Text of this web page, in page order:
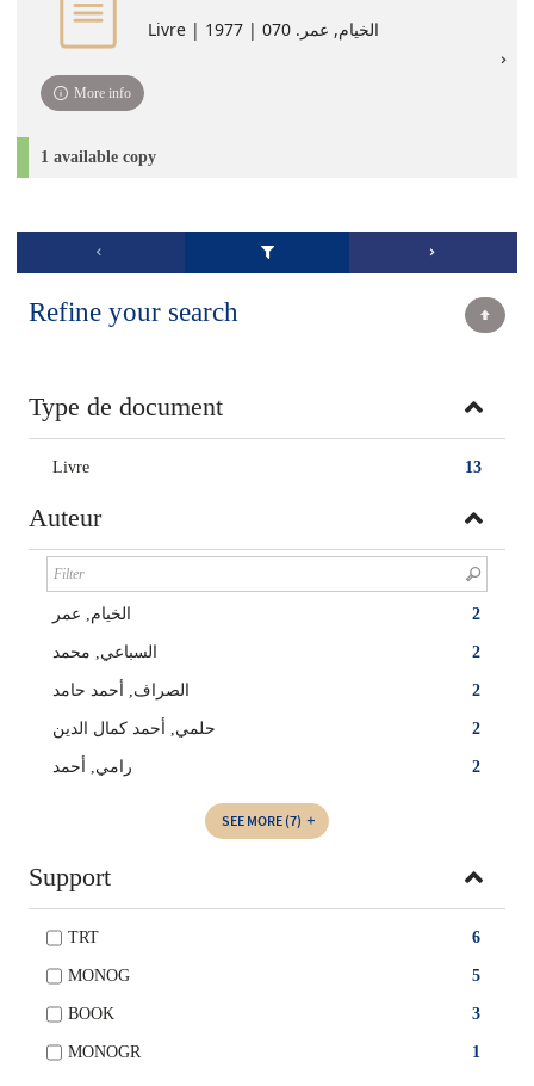
Livre | الخيام, عمر. 070 | 1977
More info
1 available copy
Refine your search
Type de document
13
Livre
Auteur
2 الخيام, عمر
2 السباعي, محمد
2 الصراف, أحمد حامد
2 حلمي, أحمد كمال الدين
2 رامي, أحمد
SEE MORE (7)
Support
6
TRT
5
MONOG
3
BOOK
1
MONOGR